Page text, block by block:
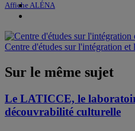
Affiche ALÉNA
Centre d'études sur l'intégration
Sur le même sujet
Le LATICCE, le
découvrabilité culturelle